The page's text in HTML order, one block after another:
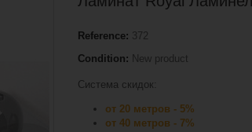
Reference: 372
Condition: New product
Система скидок:
от 20 метров - 5%
от 40 метров - 7%